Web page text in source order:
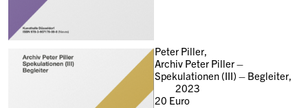
Peter Piller,
Archiv Peter Piller –
Spekulationen (III) – Begleiter,
2023
20 Euro